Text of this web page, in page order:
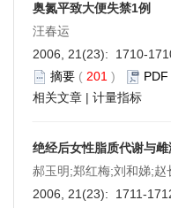
奥氮平致大便失禁1例
汪春运
2006, 21(23): 1710-
摘要 ( 201 ) PDF
相关文章 | 计量指标
绝经后女性脂质代谢与
郝玉明;郑红梅;刘和娣;
2006, 21(23): 1711-